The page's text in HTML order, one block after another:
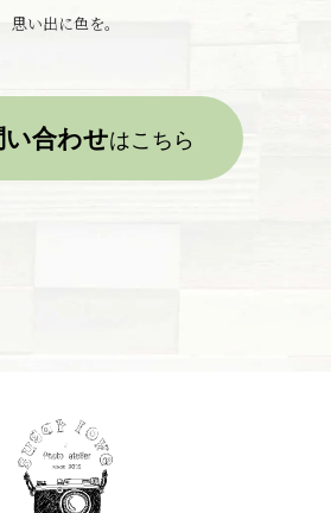
思い出に色を。
い合わせはこちら